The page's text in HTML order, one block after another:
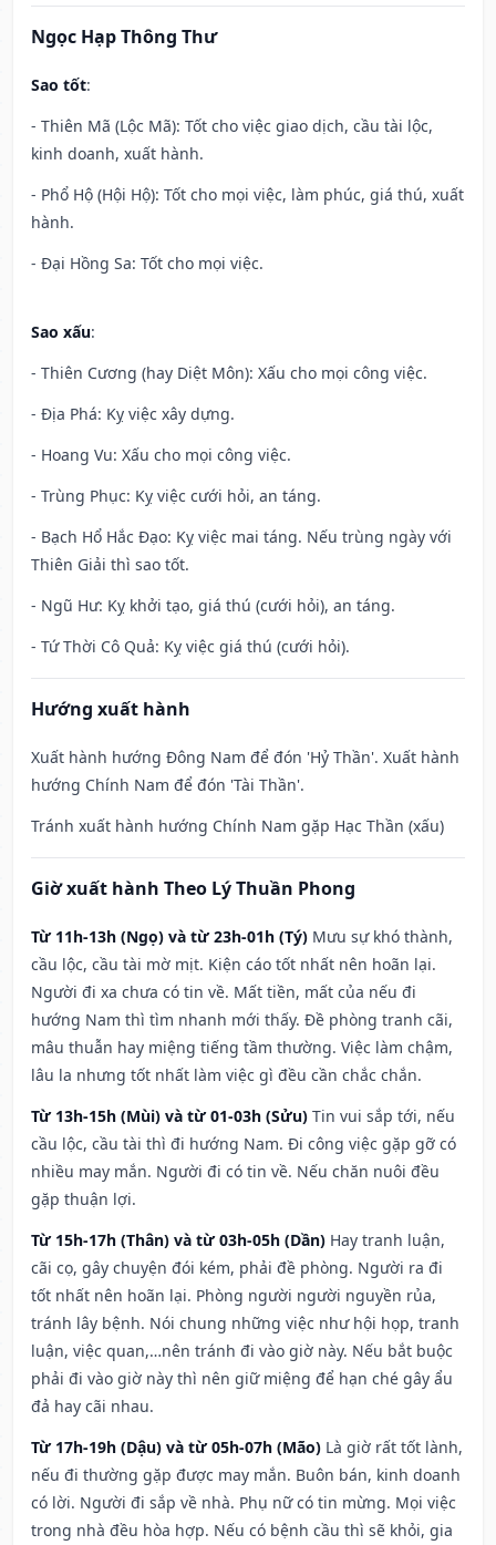
Ngọc Hạp Thông Thư
Sao tốt:
- Thiên Mã (Lộc Mã): Tốt cho việc giao dịch, cầu tài lộc,
kinh doanh, xuất hành.
- Phổ Hộ (Hội Hộ): Tốt cho mọi việc, làm phúc, giá thú, xuất
hành.
- Đại Hồng Sa: Tốt cho mọi việc.
Sao xấu:
- Thiên Cương (hay Diệt Môn): Xấu cho mọi công việc.
- Địa Phá: Kỵ việc xây dựng.
- Hoang Vu: Xấu cho mọi công việc.
- Trùng Phục: Kỵ việc cưới hỏi, an táng.
- Bạch Hổ Hắc Đạo: Kỵ việc mai táng. Nếu trùng ngày với
Thiên Giải thì sao tốt.
- Ngũ Hư: Kỵ khởi tạo, giá thú (cưới hỏi), an táng.
- Tứ Thời Cô Quả: Kỵ việc giá thú (cưới hỏi).
Hướng xuất hành
Xuất hành hướng Đông Nam để đón 'Hỷ Thần'. Xuất hành
hướng Chính Nam để đón 'Tài Thần'.
Tránh xuất hành hướng Chính Nam gặp Hạc Thần (xấu)
Giờ xuất hành Theo Lý Thuần Phong
Từ 11h-13h (Ngọ) và từ 23h-01h (Tý) Mưu sự khó thành,
cầu lộc, cầu tài mờ mịt. Kiện cáo tốt nhất nên hoãn lại.
Người đi xa chưa có tin về. Mất tiền, mất của nếu đi
hướng Nam thì tìm nhanh mới thấy. Đề phòng tranh cãi,
mâu thuẫn hay miệng tiếng tầm thường. Việc làm chậm,
lâu la nhưng tốt nhất làm việc gì đều cần chắc chắn.
Từ 13h-15h (Mùi) và từ 01-03h (Sửu) Tin vui sắp tới, nếu
cầu lộc, cầu tài thì đi hướng Nam. Đi công việc gặp gỡ có
nhiều may mắn. Người đi có tin về. Nếu chăn nuôi đều
gặp thuận lợi.
Từ 15h-17h (Thân) và từ 03h-05h (Dần) Hay tranh luận,
cãi cọ, gây chuyện đói kém, phải đề phòng. Người ra đi
tốt nhất nên hoãn lại. Phòng người người nguyền rủa,
tránh lây bệnh. Nói chung những việc như hội họp, tranh
luận, việc quan,…nên tránh đi vào giờ này. Nếu bắt buộc
phải đi vào giờ này thì nên giữ miệng để hạn ché gây ẩu
đả hay cãi nhau.
Từ 17h-19h (Dậu) và từ 05h-07h (Mão) Là giờ rất tốt lành,
nếu đi thường gặp được may mắn. Buôn bán, kinh doanh
có lời. Người đi sắp về nhà. Phụ nữ có tin mừng. Mọi việc
trong nhà đều hòa hợp. Nếu có bệnh cầu thì sẽ khỏi, gia